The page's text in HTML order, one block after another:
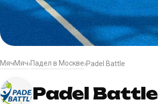
МячМяч›Падел в Москве›Padel Battle
Padel Battle